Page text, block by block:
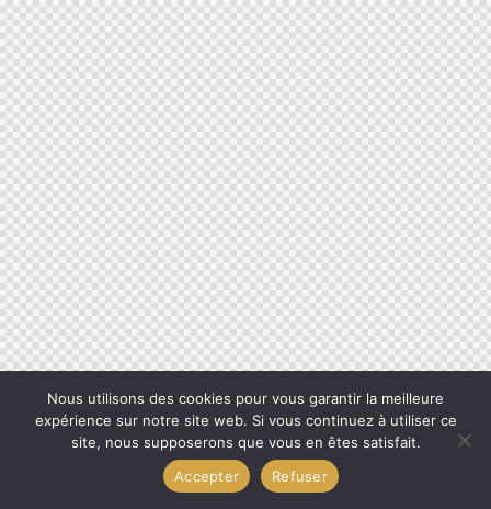
Nous utilisons des cookies pour vous garantir la meilleure
expérience sur notre site web. Si vous continuez à utiliser ce
site, nous supposerons que vous en êtes satisfait.
Accepter
Refuser